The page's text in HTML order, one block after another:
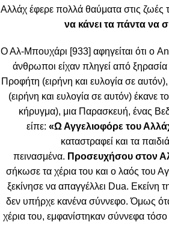
Αλλάχ έφερε πολλά θαύματα στις
να κάνει τα πάντα να
Ο Αλ-Μπουχάρι [933] αφηγείται ότι ο
άνθρωποι είχαν πληγεί από ξηρασία
Προφήτη (ειρήνη και ευλογία σε
(ειρήνη και ευλογία σε αυτόν) έκανε
κήρυγμα), μια Παρασκευή, ένας
είπε: «Ω Αγγελιοφόρε του
καταστραφεί και τα
πεινασμένα. Προσευχήσου στον
σήκωσε τα χέρια του και ο λαός του
ξεκίνησε να απαγγέλλει Dua. Εκείνη
δεν υπήρχε κανένα σύννεφο. Όμως
χέρια του, εμφανίστηκαν σύννεφα